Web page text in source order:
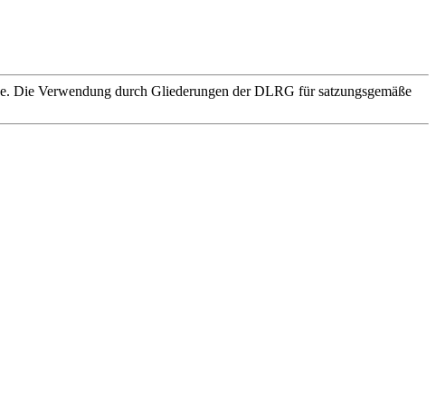
Die Verwendung durch Gliederungen der DLRG für satzungsgemäße